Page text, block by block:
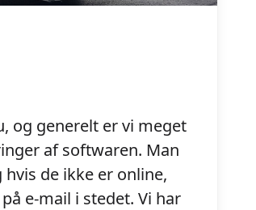
og generelt er vi meget
af softwaren. Man
de ikke er online,
e-mail i stedet. Vi har